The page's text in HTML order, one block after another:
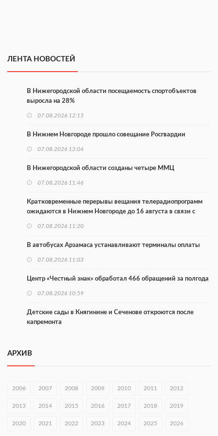
ЛЕНТА НОВОСТЕЙ
В Нижегородской области посещаемость спортобъектов
выросла на 28%
07.08.2026 12:15
В Нижнем Новгороде прошло совещание Росгвардии
07.08.2026 12:04
В Нижегородской области созданы четыре ММЦ
07.08.2026 11:46
Кратковременные перерывы вещания телерадиопрограмм
ожидаются в Нижнем Новгороде до 16 августа в связи с
07.08.2026 11:20
В автобусах Арзамаса устанавливают терминалы оплаты
07.08.2026 11:03
Центр «Честный знак» обработал 466 обращений за полгода
07.08.2026 10:59
Детские сады в Княгинине и Сеченове откроются после
капремонта
В Сеченовском округе открыт лагерь «Теплый стан»
Тульские мастера и сегодня куют славу и доблесть русского
АРХИВ
2006 2007 2008 2009 2010 2011 2012
2013 2014 2015 2016 2017 2018 2019
2020 2021 2022 2023 2024 2025 2026